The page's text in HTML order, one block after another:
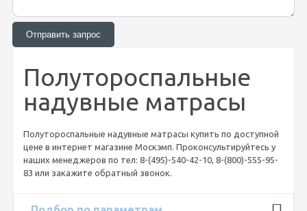
Полутороспальные
надувные матрасы
Полутороспальные надувные матрасы купить по доступной
цене в интернет магазине Москэмп. Проконсультируйтесь у
наших менеджеров по тел: 8-(495)-540-42-10, 8-(800)-555-95-
83 или закажите обратный звонок.